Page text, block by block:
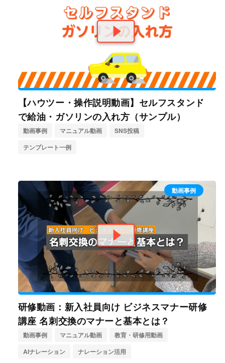
【ハウツー・操作説明動画】セルフスタンド
で給油・ガソリンの入れ方（サンプル）
動画事例 マニュアル動画
SNS投稿
テンプレート一例
動画事例
研修動画：新入社員向け ビジネスマナー研修
講座 名刺交換のマナーと基本とは？
動画事例 マニュアル動画
教育・研修用動画
AIナレーション
ナレーション活用